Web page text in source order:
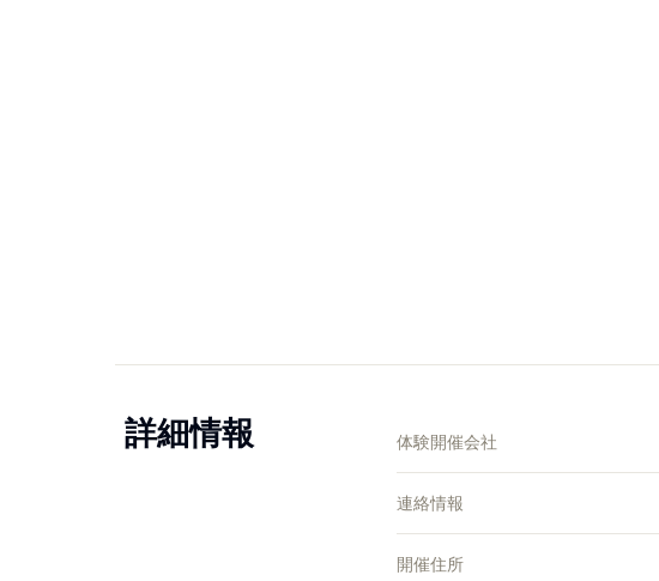
詳細情報 体験開催会社
連絡情報
開催住所